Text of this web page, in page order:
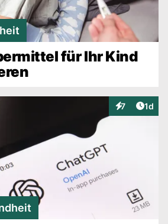
für Ihr Kind
7
Interaktionen
1d